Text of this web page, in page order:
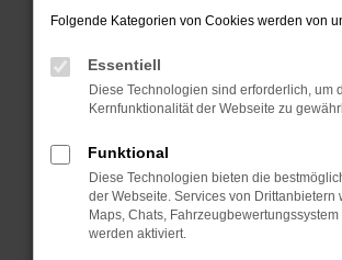
Überprüfe deine Firewall und
Laden andere Webseiten, zum
Suchmaschine?
Prüfe deine
Manche Erweiterungen, wie
können das Laden bestimmter
verhindern. Funktioniert die Seite
anderen Browser oder in einem
Fenster?
Folgende Kategorien von Cookies werden von
Essentiell
Diese Technologien sind erforderlich, um
Kernfunktionalität der Webseite zu
Funktional
Diese Technologien bieten die
der Webseite. Services von Drittanbietern
Maps, Chats,
werden aktiviert.